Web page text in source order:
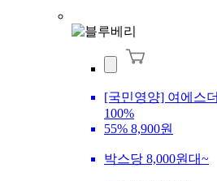
[국민영양] 여에스
100%
55% 8,900원
박스당 8,000원대~